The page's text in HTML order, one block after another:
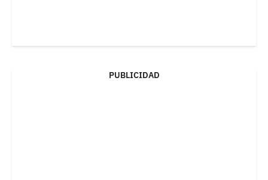
PUBLICIDAD